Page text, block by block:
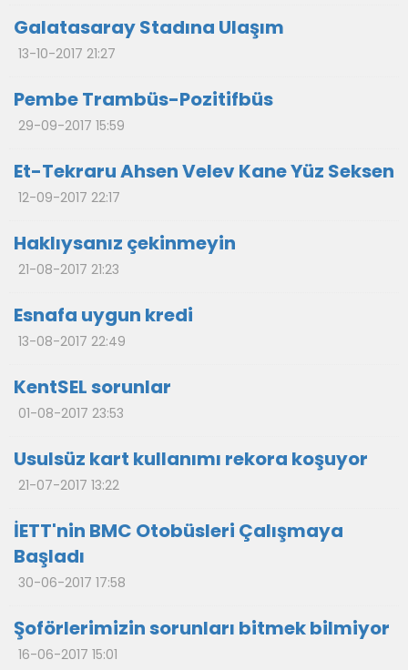
Galatasaray Stadına Ulaşım
13-10-2017 21:27
Pembe Trambüs-Pozitifbüs
29-09-2017 15:59
Et-Tekraru Ahsen Velev Kane Yüz Seksen
12-09-2017 22:17
Haklıysanız çekinmeyin
21-08-2017 21:23
Esnafa uygun kredi
13-08-2017 22:49
KentSEL sorunlar
01-08-2017 23:53
Usulsüz kart kullanımı rekora koşuyor
21-07-2017 13:22
İETT'nin BMC Otobüsleri Çalışmaya
Başladı
30-06-2017 17:58
Şoförlerimizin sorunları bitmek bilmiyor
16-06-2017 15:01